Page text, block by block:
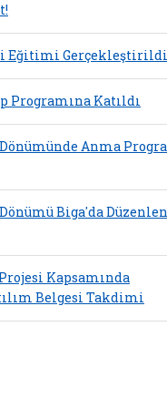
Eğitimi Gerçekleştirildi
Programına Katıldı
Dönümünde Anma
Biga'da
Kapsamında
Belgesi Takdimi